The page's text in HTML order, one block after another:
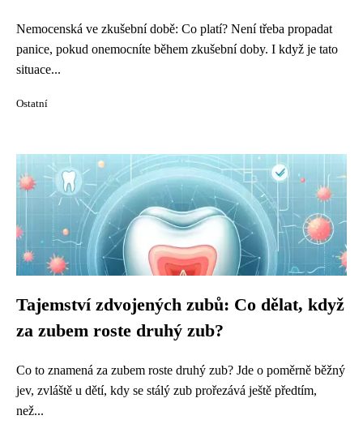
Nemocenská ve zkušební době: Co platí? Není třeba propadat
panice, pokud onemocníte během zkušební doby. I když je tato
situace...
Ostatní
Tajemství zdvojených zubů: Co dělat, když
za zubem roste druhý zub?
Co to znamená za zubem roste druhý zub? Jde o poměrně běžný
jev, zvláště u dětí, kdy se stálý zub prořezává ještě předtím,
než...